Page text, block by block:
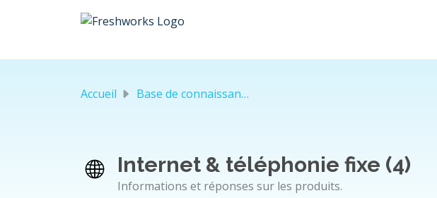
Passer au contenu principal
Accueil Base de connaissances
Internet & téléphonie fixe (4)
Informations et réponses sur les produits.